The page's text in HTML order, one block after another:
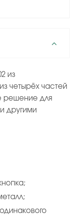
из
четырёх частей
решение для
другими